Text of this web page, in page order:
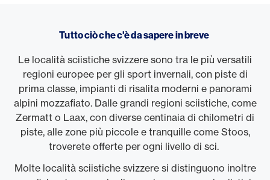
Tutto ciò che c'è da sapere in breve
Le località sciistiche svizzere sono tra le più versatili
regioni europee per gli sport invernali, con piste di
prima classe, impianti di risalita moderni e panorami
alpini mozzafiato. Dalle grandi regioni sciistiche, come
Zermatt o Laax, con diverse centinaia di chilometri di
piste, alle zone più piccole e tranquille come Stoos,
troverete offerte per ogni livello di sci.
Molte località sciistiche svizzere si distinguono inoltre